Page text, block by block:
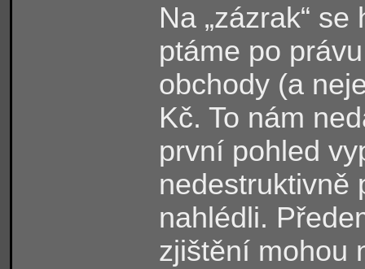
Na „zázrak“
ptáme po
obchody (a
Kč. To nám
první pohled
nedestruktivně
nahlédli.
zjištění mohou